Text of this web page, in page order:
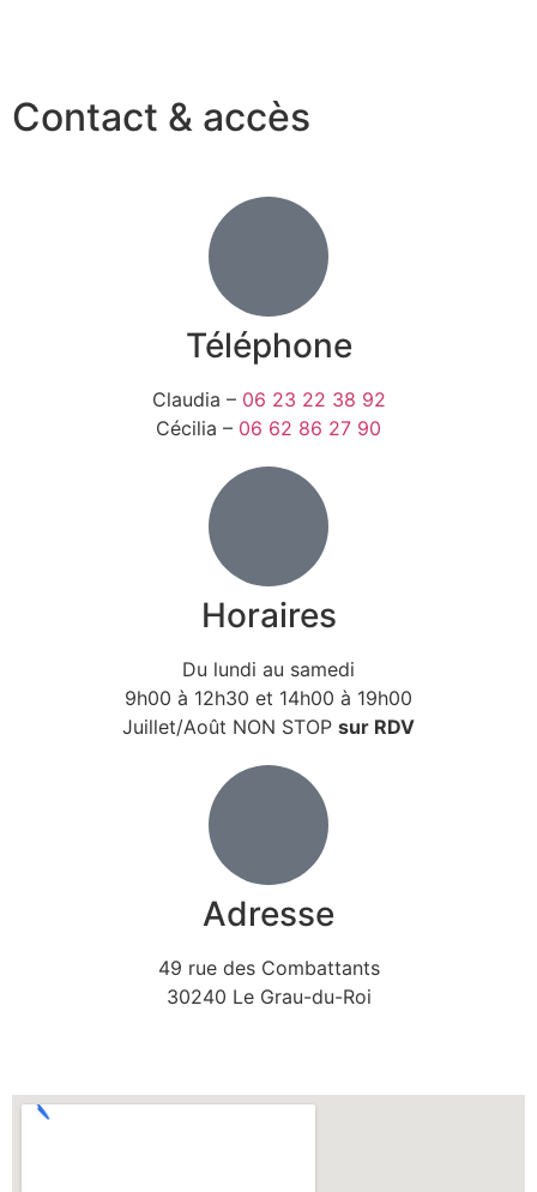
Contact & accès
Téléphone
Claudia – 06 23 22 38 92
Cécilia – 06 62 86 27 90
Horaires
Du lundi au samedi
9h00 à 12h30 et 14h00 à 19h00
Juillet/Août NON STOP sur RDV
Adresse
49 rue des Combattants
30240 Le Grau-du-Roi